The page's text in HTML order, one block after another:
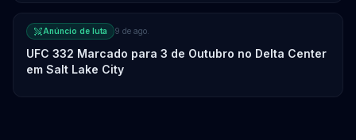
Anúncio de luta 9 de ago.
UFC 332 Marcado para 3 de Outubro no Delta Center
em Salt Lake City